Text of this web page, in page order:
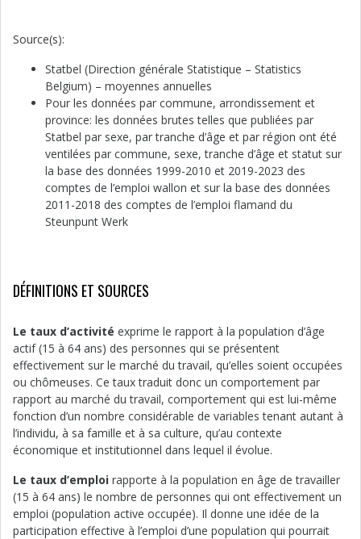
Source(s):
Statbel (Direction générale Statistique – Statistics
Belgium) – moyennes annuelles
Pour les données par commune, arrondissement et
province: les données brutes telles que publiées par
Statbel par sexe, par tranche d’âge et par région ont été
ventilées par commune, sexe, tranche d’âge et statut sur
la base des données 1999-2010 et 2019-2023 des
comptes de l’emploi wallon et sur la base des données
2011-2018 des comptes de l’emploi flamand du
Steunpunt Werk
DÉFINITIONS ET SOURCES
Le taux d’activité exprime le rapport à la population d’âge
actif (15 à 64 ans) des personnes qui se présentent
effectivement sur le marché du travail, qu’elles soient occupées
ou chômeuses. Ce taux traduit donc un comportement par
rapport au marché du travail, comportement qui est lui-même
fonction d’un nombre considérable de variables tenant autant à
l’individu, à sa famille et à sa culture, qu’au contexte
économique et institutionnel dans lequel il évolue.
Le taux d’emploi rapporte à la population en âge de travailler
(15 à 64 ans) le nombre de personnes qui ont effectivement un
emploi (population active occupée). Il donne une idée de la
participation effective à l’emploi d’une population qui pourrait